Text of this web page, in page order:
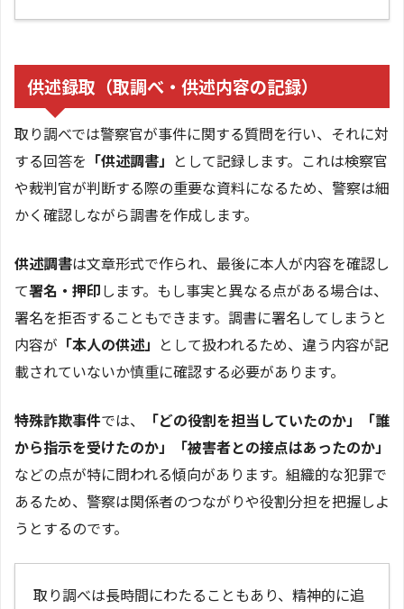
供述録取（取調べ・供述内容の記録）
取り調べでは警察官が事件に関する質問を行い、それに対
する回答を 「供述調書」 として記録します。これは検察官
や裁判官が判断する際の重要な資料になるため、警察は細
かく確認しながら調書を作成します。
供述調書は文章形式で作られ、最後に本人が内容を確認し
て署名・押印します。もし事実と異なる点がある場合は、
署名を拒否することもできます。調書に署名してしまうと
内容が 「本人の供述」 として扱われるため、違う内容が記
載されていないか慎重に確認する必要があります。
特殊詐欺事件では、
「どの役割を担当していたのか」「誰
から指示を受けたのか」「被害者との接点はあったのか」
などの点が特に問われる傾向があります。組織的な犯罪で
あるため、警察は関係者のつながりや役割分担を把握しよ
うとするのです。
取り調べは長時間にわたることもあり、精神的に追